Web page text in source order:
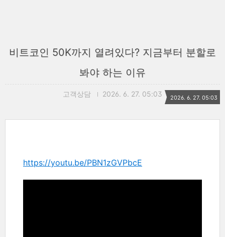
비트코인 50K까지 열려있다? 지금부터 분할로
봐야 하는 이유
고객상담 2026. 6. 27. 05:03 2026. 6. 27. 05:03
https://youtu.be/PBN1zGVPbcE